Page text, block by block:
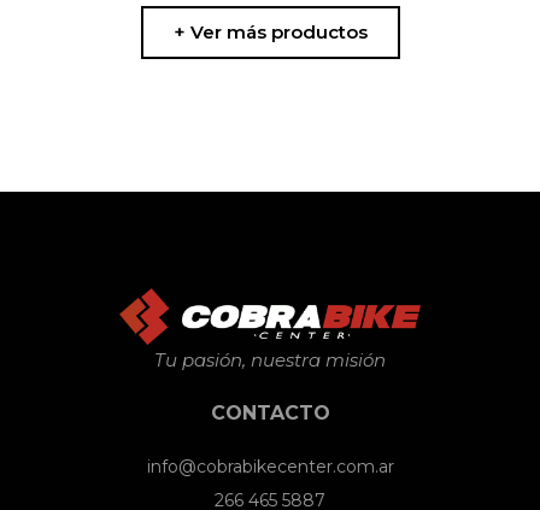
+ Ver más productos
Tu pasión, nuestra misión
CONTACTO
info@cobrabikecenter.com.ar
266 465 5887